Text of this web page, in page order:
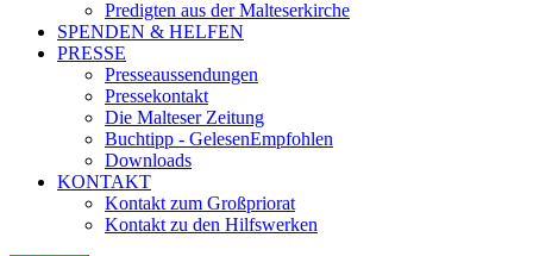
Predigten aus der Malteserkirche
SPENDEN & HELFEN
PRESSE
Presseaussendungen
Pressekontakt
Die Malteser Zeitung
Buchtipp - GelesenEmpfohlen
Downloads
KONTAKT
Kontakt zum Großpriorat
Kontakt zu den Hilfswerken